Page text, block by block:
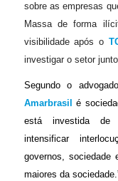
sobre as empresas
Massa de forma
visibilidade após o
investigar o setor
Segundo o
Amarbrasil
é
está investida de
intensificar
governos, sociedade
maiores da